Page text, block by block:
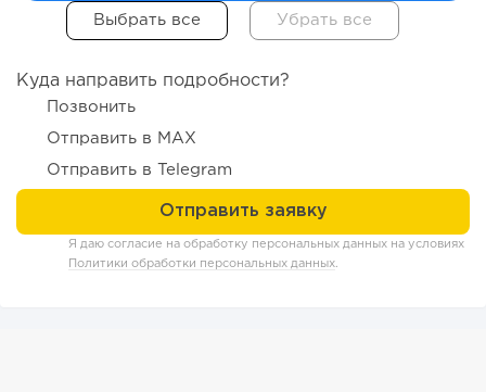
Coffee Way приступил к масштабированию собственной
Куда направить подробности?
Позвонить
Отправить в MAX
Отправить в Telegram
Я даю согласие на обработку персональных данных на условиях
Политики обработки персональных данных.